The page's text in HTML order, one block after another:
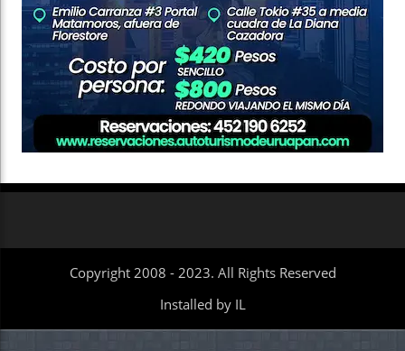
Copyright 2008 - 2023. All Rights Reserved
Installed by IL